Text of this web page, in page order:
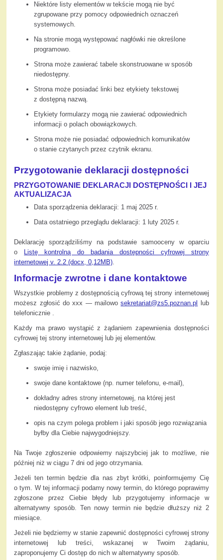
Niektóre listy elementów w tekście mogą nie być
zgrupowane przy pomocy odpowiednich oznaczeń
systemowych.
Na stronie mogą występować nagłówki nie określone
programowo.
Strona może zawierać tabele skonstruowane w sposób
niedostępny.
Strona może posiadać linki bez etykiety tekstowej
z dostępną nazwą.
Etykiety formularzy mogą nie zawierać odpowiednich
informacji o polach obowiązkowych.
Strona może nie posiadać odpowiednich komunikatów
o stanie czytanych przez czytnik ekranu.
Przygotowanie deklaracji dostępności
PRZYGOTOWANIE DEKLARACJI DOSTĘPNOŚCI I JEJ
AKTUALIZACJA
Data sporządzenia deklaracji: 1 maj 2025 r.
Data ostatniego przeglądu deklaracji: 1 luty 2025 r.
Deklarację sporządziliśmy na podstawie samooceny w oparciu
o
Listę kontrolną do badania dostępności cyfrowej strony
internetowej v. 2.2 (docx, 0,12MB)
Informacje zwrotne i dane kontaktowe
Wszystkie problemy z dostępnością cyfrową tej strony internetowej
możesz zgłosić doxxx — mailowosekretariat@zs5.poznan.pl
lub
telefonicznie .
Każdy ma prawo wystąpić z żądaniem zapewnienia dostępności
cyfrowej tej strony internetowej lub jej elementów.
Zgłaszając takie żądanie, podaj:
swoje imię i nazwisko,
swoje dane kontaktowe (np. numer telefonu, e-mail),
dokładny adres strony internetowej, na której jest
niedostępny cyfrowo element lub treść,
opis na czym polega problem i jaki sposób jego rozwiązania
byłby dla Ciebie najwygodniejszy.
Na Twoje zgłoszenie odpowiemy najszybciej jak to możliwe, nie
później niż w ciągu 7 dni od jego otrzymania.
Jeżeli ten termin będzie dla nas zbyt krótki, poinformujemy Cię
o tym. W tej informacji podamy nowy termin, do którego poprawimy
zgłoszone przez Ciebie błędy lub przygotujemy informacje w
alternatywny sposób. Ten nowy termin nie będzie dłuższy niż 2
miesiące.
Jeżeli nie będziemy w stanie zapewnić dostępności cyfrowej strony
internetowej lub treści, wskazanej w Twoim żądaniu,
zaproponujemy Ci dostęp do nich w alternatywny sposób.